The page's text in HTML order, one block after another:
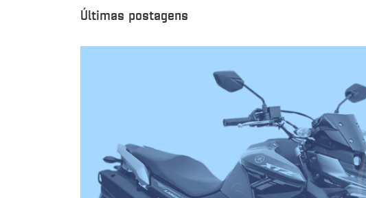
Últimas postagens